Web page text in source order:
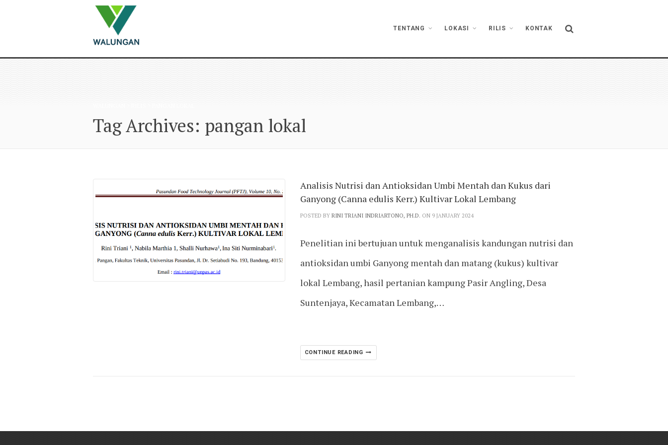
TENTANG LOKASI RILIS KONTAK
Tag Archives: pangan lokal
Analisis Nutrisi dan Antioksidan Umbi Mentah dan Kukus dari
Ganyong (Canna edulis Kerr.) Kultivar Lokal Lembang
POSTED BY RINI TRIANI INDRIARTONO, PH.D. ON 9 JANUARY 2024
Penelitian ini bertujuan untuk menganalisis kandungan nutrisi dan
antioksidan umbi Ganyong mentah dan matang (kukus) kultivar
lokal Lembang, hasil pertanian kampung Pasir Angling, Desa
Suntenjaya, Kecamatan Lembang,…
CONTINUE READING